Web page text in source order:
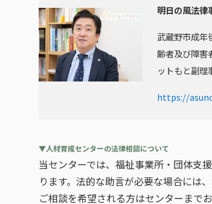
明日の風法律
武蔵野市成年
齢者及び障害
ットもと副理
https://
▼人材育成センターの法律相談について
当センターでは、福祉事業所・団体支
ります。法的な助言が必要な場合には
ご相談を希望される方はセンターまで